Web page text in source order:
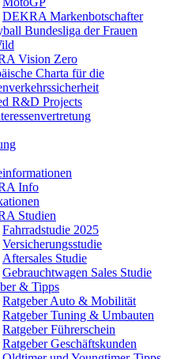
DEKRA Markenbotschafter
Bundesliga der Frauen
Vision Zero
Charta für die
R&D Projects
Info
Studien
Fahrradstudie 2025
Versicherungsstudie
Aftersales Studie
Gebrauchtwagen Sales Studie
& Tipps
Ratgeber Auto & Mobilität
Ratgeber Tuning & Umbauten
Ratgeber Führerschein
Ratgeber Geschäftskunden